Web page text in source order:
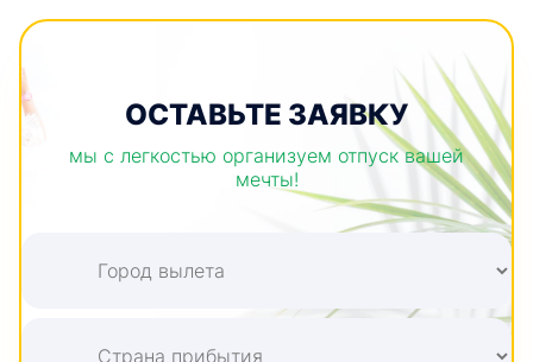
ОСТАВЬТЕ ЗАЯВКУ
мы с легкостью организуем отпуск вашей
мечты!